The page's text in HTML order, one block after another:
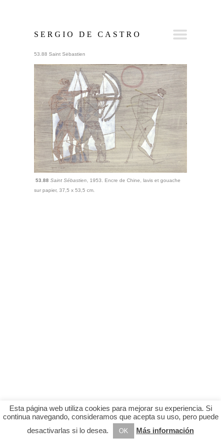
SERGIO DE CASTRO
53.88 Saint Sébastien
53.88 Saint Sébastien , 1953. Encre de Chine, lavis et gouache
sur papier, 37,5 x 53,5 cm.
Esta página web utiliza cookies para mejorar su experiencia. Si
continua navegando, consideramos que acepta su uso, pero puede
desactivarlas si lo desea.
OK Más información